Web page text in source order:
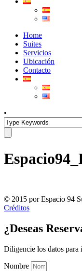
Home
Suites
Servicios
Ubicación
Contacto
•
© 2015 por Espacio 94
Créditos
¿Deseas
Diligencie los datos para
Nombre